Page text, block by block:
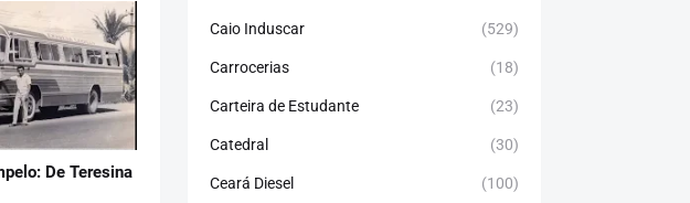
De Teresina
Caio Induscar (529)
Carrocerias (18)
Carteira de Estudante (23)
Catedral (30)
Ceará Diesel (100)